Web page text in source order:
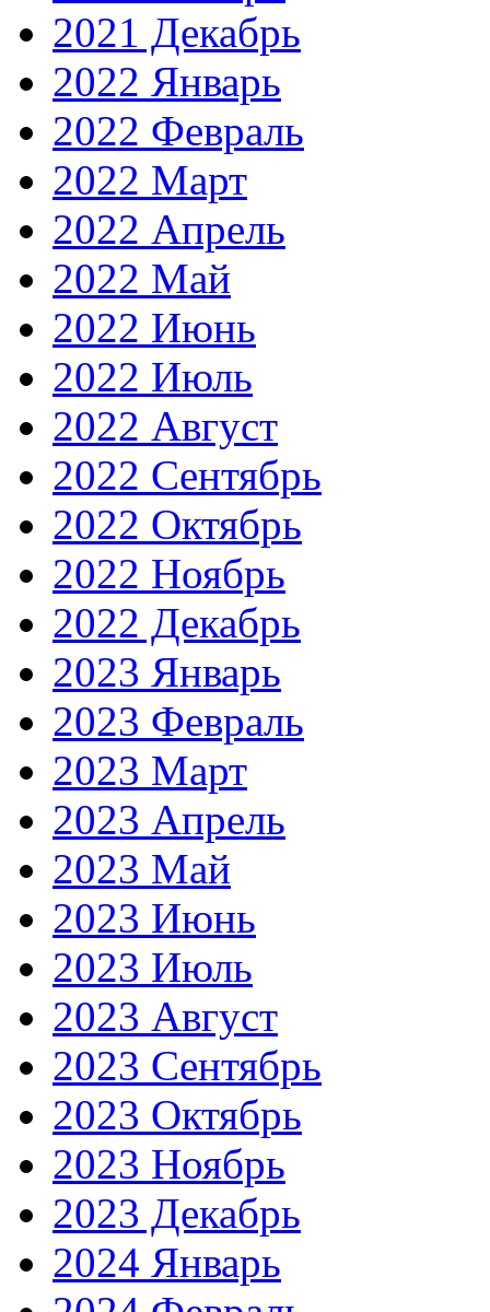
2021 Декабрь
2022 Январь
2022 Февраль
2022 Март
2022 Апрель
2022 Май
2022 Июнь
2022 Июль
2022 Август
2022 Сентябрь
2022 Октябрь
2022 Ноябрь
2022 Декабрь
2023 Январь
2023 Февраль
2023 Март
2023 Апрель
2023 Май
2023 Июнь
2023 Июль
2023 Август
2023 Сентябрь
2023 Октябрь
2023 Ноябрь
2023 Декабрь
2024 Январь